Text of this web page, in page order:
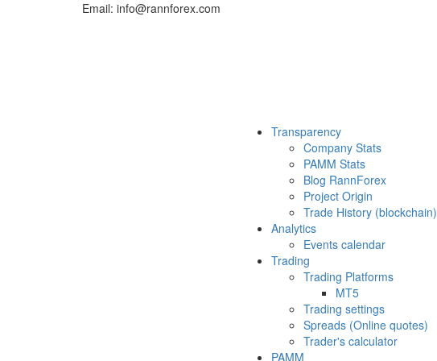
Email: info@rannforex.com
Transparency
Company Stats
PAMM Stats
Blog RannForex
Project Origin
Trade History (blockchain)
Analytics
Events calendar
Trading
Trading Platforms
MT5
Trading settings
Spreads (Online quotes)
Trader's calculator
PAMM